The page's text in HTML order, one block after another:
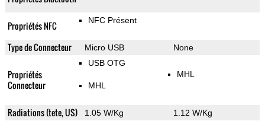
Propriétés NFC NFC Présent
Type de Connecteur Micro USB None
Propriétés
Connecteur
USB OTG
MHL
MHL
Radiations (tete, US) 1.05 W/Kg 1.12 W/Kg